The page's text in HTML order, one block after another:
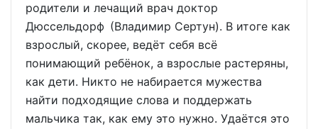
родители и лечащий врач доктор
Дюссельдорф (Владимир Сертун). В итоге как
взрослый, скорее, ведёт себя всё
понимающий ребёнок, а взрослые растеряны,
как дети. Никто не набирается мужества
найти подходящие слова и поддержать
мальчика так, как ему это нужно. Удаётся это